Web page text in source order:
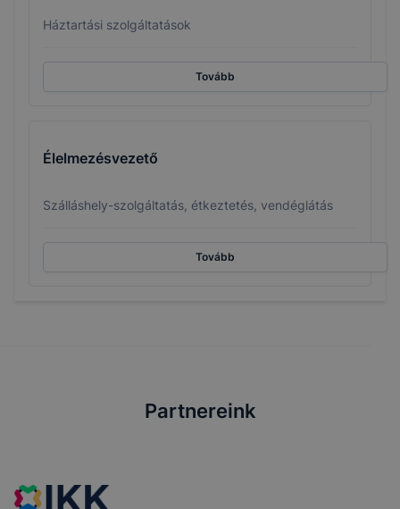
Háztartási szolgáltatások
Tovább
Élelmezésvezető
Szálláshely-szolgáltatás, étkeztetés, vendéglátás
Tovább
Partnereink